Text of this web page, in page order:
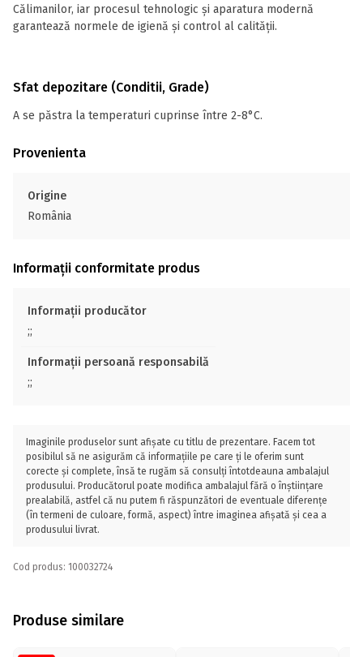
Călimanilor, iar procesul tehnologic și aparatura modernă
garantează normele de igienă și control al calității.
Sfat depozitare (Conditii, Grade)
A se păstra la temperaturi cuprinse între 2-8°C.
Provenienta
Origine
România
Informații conformitate produs
Informații producător
;;
Informații persoană responsabilă
;;
Imaginile produselor sunt afișate cu titlu de prezentare. Facem tot
posibilul să ne asigurăm că informațiile pe care ți le oferim sunt
corecte și complete, însă te rugăm să consulți întotdeauna ambalajul
produsului. Producătorul poate modifica ambalajul fără o înștiințare
prealabilă, astfel că nu putem fi răspunzători de eventuale diferențe
(în termeni de culoare, formă, aspect) între imaginea afișată și cea a
produsului livrat.
Cod produs: 100032724
Produse similare